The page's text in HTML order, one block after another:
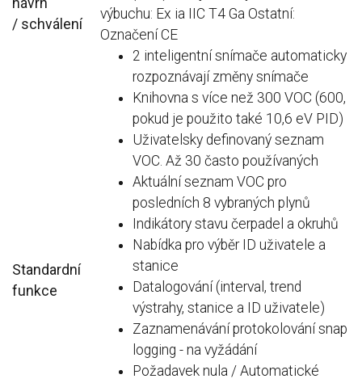
návrh
/ schválení
výbuchu: Ex ia IIC T4 Ga Ostatní:
Označení CE
Standardní
funkce
2 inteligentní snímače automaticky
rozpoznávají změny snímače
Knihovna s více než 300 VOC (600,
pokud je použito také 10,6 eV PID)
Uživatelsky definovaný seznam
VOC. Až 30 často používaných
Aktuální seznam VOC pro
posledních 8 vybraných plynů
Indikátory stavu čerpadel a okruhů
Nabídka pro výběr ID uživatele a
stanice
Datalogování (interval, trend
výstrahy, stanice a ID uživatele)
Zaznamenávání protokolování snap
logging - na vyžádání
Požadavek nula / Automatické